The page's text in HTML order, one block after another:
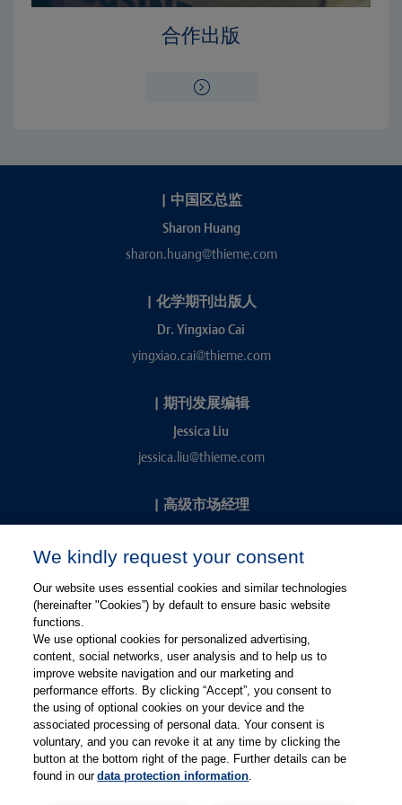
合作出版
| 中国区总监
Sharon Huang
sharon.huang@thieme.com
| 化学期刊出版人
Dr. Yingxiao Cai
yingxiao.cai@thieme.com
| 期刊发展编辑
Jessica Liu
jessica.liu@thieme.com
| 高级市场经理
kevin.chang@thieme.com
关注微博
关注微信
有关Thieme图书翻译及版权业务，请联系：rights@thieme.de
We kindly request your consent
Our website uses essential cookies and similar technologies
(hereinafter "Cookies”) by default to ensure basic website
functions.
We use optional cookies for personalized advertising,
content, social networks, user analysis and to help us to
improve website navigation and our marketing and
performance efforts. By clicking “Accept”, you consent to
the using of optional cookies on your device and the
associated processing of personal data. Your consent is
voluntary, and you can revoke it at any time by clicking the
button at the bottom right of the page. Further details can be
found in ourdata protection information.